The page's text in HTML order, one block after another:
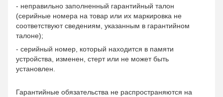
- неправильно заполненный гарантийный талон
(серийные номера на товар или их маркировка не
соответствуют сведениям, указанным в гарантийном
талоне);
- серийный номер, который находится в памяти
устройства, изменен, стерт или не может быть
установлен.
Гарантийные обязательства не распространяются на